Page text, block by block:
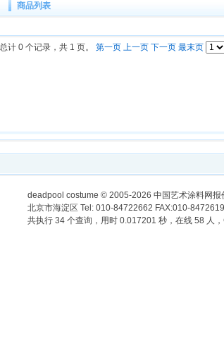
商品列表
总计 0 个记录，共 1 页。 第一页 上一页 下一页 最末页
deadpool costume © 2005-2026 中国艺术涂料网报
北京市海淀区 Tel: 010-84722662 FAX:010-
共执行 34 个查询，用时 0.017201 秒，在线 58 人